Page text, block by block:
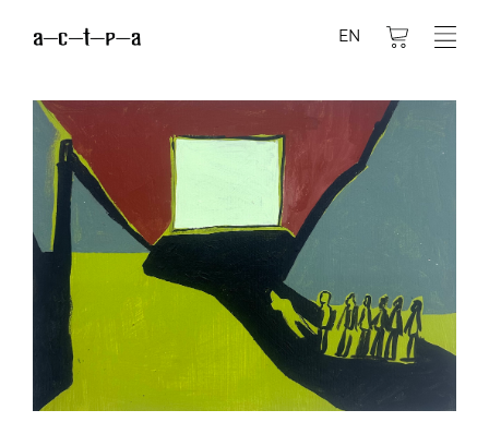
EN